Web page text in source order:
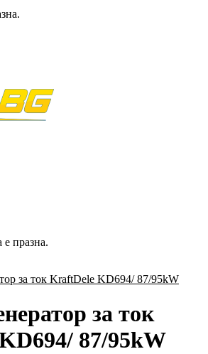
празна.
за ток KraftDele KD694/ 87/95kW
за ток
87/95kW